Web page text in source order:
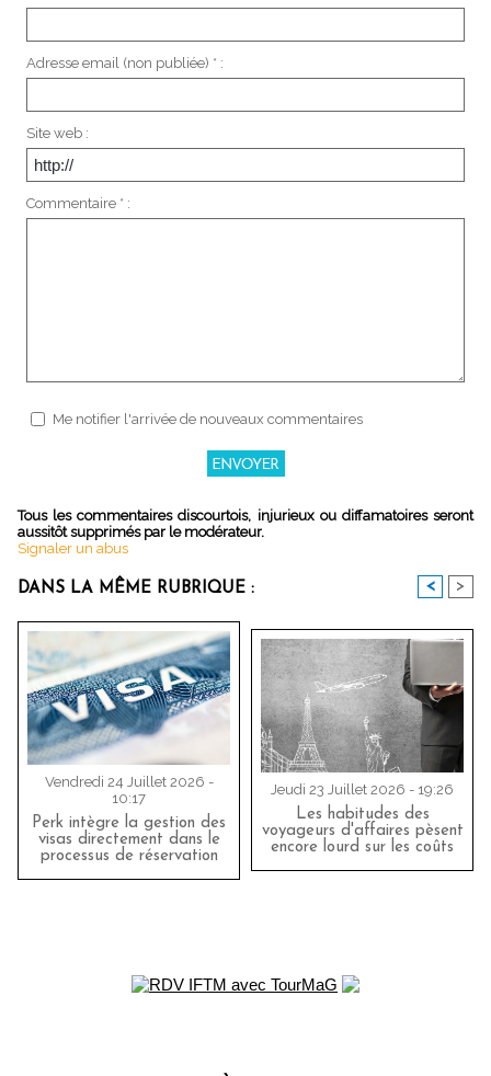
Adresse email (non publiée) * :
Site web :
Commentaire * :
Me notifier l'arrivée de nouveaux commentaires
Tous les commentaires discourtois, injurieux ou diffamatoires seront
aussitôt supprimés par le modérateur.
Signaler un abus
DANS LA MÊME RUBRIQUE : < >
Vendredi 24 Juillet 2026 -
10:17
Perk intègre la gestion des
visas directement dans le
processus de réservation
Jeudi 23 Juillet 2026 - 19:26
Les habitudes des
voyageurs d'affaires pèsent
encore lourd sur les coûts